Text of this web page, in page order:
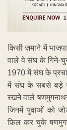
किसी ज़माने में
वाले वे संघ के गिने-
1970 में संघ के
में संघ के सबसे बड़े
रखने वाले
जिनमें युवाओं को
फ़िल कर चुके